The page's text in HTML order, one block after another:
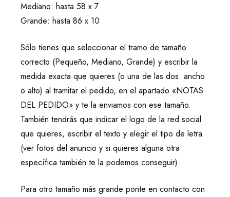
Mediano: hasta 58 x 7
Grande: hasta 86 x 10
Sólo tienes que seleccionar el tramo de tamaño
correcto (Pequeño, Mediano, Grande) y escribir la
medida exacta que quieres (o una de las dos: ancho
o alto) al tramitar el pedido, en el apartado «NOTAS
DEL PEDIDO» y te la enviamos con ese tamaño.
También tendrás que indicar el logo de la red social
que quieres, escribir el texto y elegir el tipo de letra
(ver fotos del anuncio y si quieres alguna otra
específica también te la podemos conseguir).
Para otro tamaño más grande ponte en contacto con